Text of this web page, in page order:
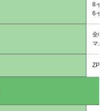
8イ
6イ
全幅
マル
ZPL